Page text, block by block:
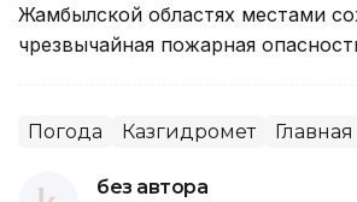
Жамбылской областях местами
чрезвычайная пожарная
Погода Казгидромет Главная
без автора